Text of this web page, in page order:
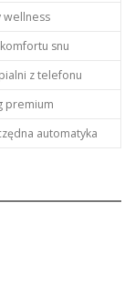
wellness
snu
z telefonu
premium
automatyka